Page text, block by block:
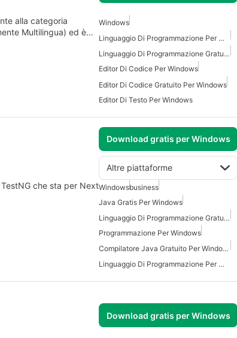
alla categoria
Multilingua) ed è…
Windows
Linguaggio Di Programmazione Per Windows
Linguaggio Di Programmazione Gratuito Per Windows
Editor Di Codice Per Windows
Editor Di Codice Gratuito Per Windows
Editor Di Testo Per Windows
Download gratis per Windows
Altre piattaforme
che sta per NextWindowsbusiness
Java Gratis Per Windows
Linguaggio Di Programmazione Gratuito Per Windows
Programmazione Per Windows
Compilatore Java Gratuito Per Windows
Linguaggio Di Programmazione Per Windows
Download gratis per Windows